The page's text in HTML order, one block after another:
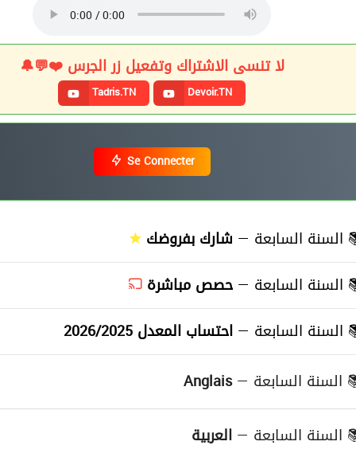
لا تنسى الاشتراك وتفعيل زر الجرس ❤️💬🔔
Tadris.TN Devoir.TN
Se Connecter
السنة السابعة — شارك بفروضك
السنة السابعة — حصص مباشرة
السنة السابعة — احتساب المعدل 2026/2025
السنة السابعة — Anglais
Devoirs(
Séries(
السنة السابعة — العربية
( العربية )
( العربية )